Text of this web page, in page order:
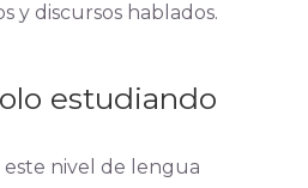
y discursos hablados.
estudiando
nivel de lengua